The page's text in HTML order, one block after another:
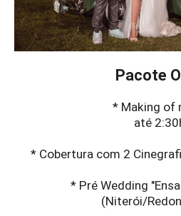
Pacote
* Making of
até
* Cobertura com 2
* Pré Wedding
(Niterói/